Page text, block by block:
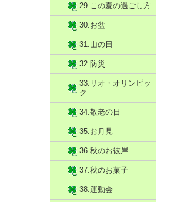
29.この夏の過ごし方
30.お盆
31.山の日
32.防災
33.リオ・オリンピッ
ク
34.敬老の日
35.お月見
36.秋のお彼岸
37.秋のお菓子
38.運動会